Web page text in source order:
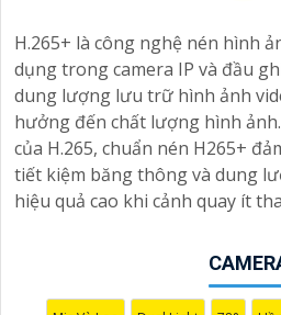
Camera Giá Rẻ Thiết Bị An Ninh
thể xem xét:
1:**Camera IP Wifi Ezviz
360 độ, góc quay rộng. - Độ
Hỗ trợ kết nối không dây WiFi.
hồng ngoại thông minh. - Phù
cách xa.
công nghệ H.265+ tiết kiệm
2MP (1920x1080). - Hỗ trợ
số. - Thiết kế vỏ nhựa chống va
H.265+ là công nghệ nén hình
dụng trong camera IP và đầu
dung lượng lưu trữ hình ảnh
hưởng đến chất lượng hình
của H.265, chuẩn nén H265+
tiết kiệm băng thông và dung
hiệu quả cao khi cảnh quay ít